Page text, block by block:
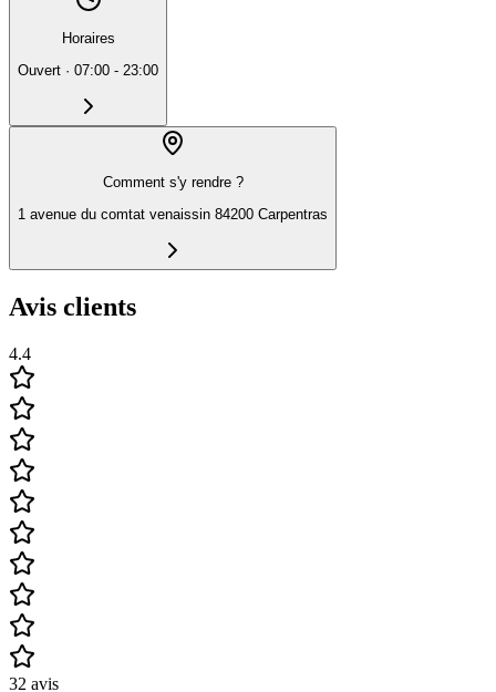
Horaires
Ouvert · 07:00 - 23:00
Comment s'y rendre ?
1 avenue du comtat venaissin 84200 Carpentras
Avis clients
4.4
32 avis